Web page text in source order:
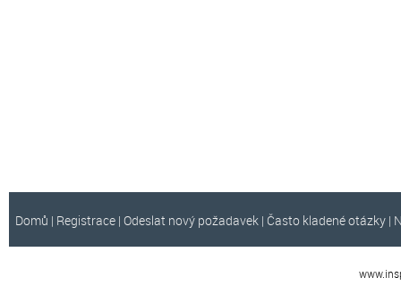
Domů | Registrace | Odeslat nový požadavek | Často kladené otázky |